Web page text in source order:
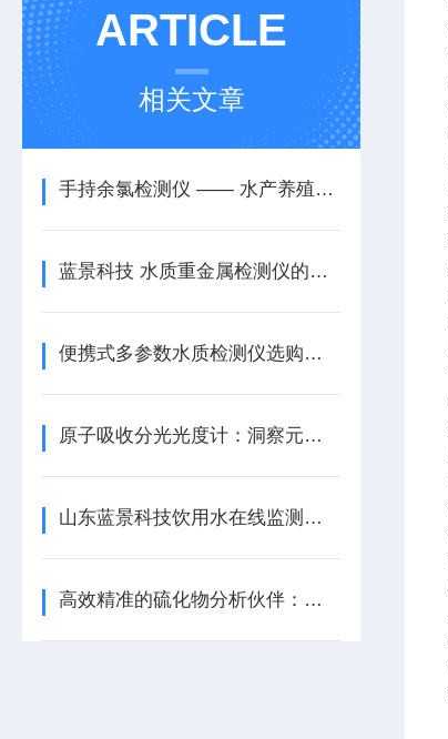
ARTICLE
相关文章
手持余氯检测仪 —— 水产养殖的得力助手
蓝景科技 水质重金属检测仪的产品介绍
便携式多参数水质检测仪选购指南
原子吸收分光光度计：洞察元素世界，驱动多领域创新发展
山东蓝景科技饮用水在线监测设备，开启水质监测新篇
高效精准的硫化物分析伙伴：全自动酸化吹气仪